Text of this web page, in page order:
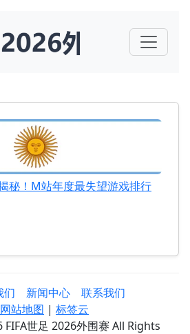
秘！M站年度最失望游戏排行
们 新闻中心
联系我们
网站地图 | 标签云
世足 2026外围赛 All Rights